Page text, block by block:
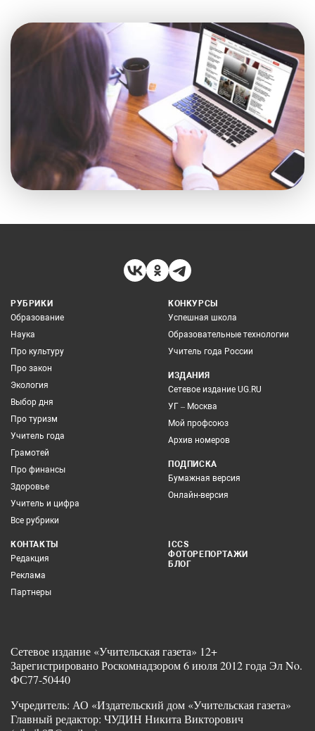
РУБРИКИ
Образование
Наука
Про культуру
Про закон
Экология
Выбор дня
Про туризм
Учитель года
Грамотей
Про финансы
Здоровье
Учитель и цифра
Все рубрики
КОНКУРСЫ
Успешная школа
Образовательные технологии
Учитель года России
ИЗДАНИЯ
Сетевое издание UG.RU
УГ – Москва
Мой профсоюз
Архив номеров
ПОДПИСКА
Бумажная версия
Онлайн-версия
КОНТАКТЫ
Редакция
Реклама
Партнеры
ICCS
ФОТОРЕПОРТАЖИ
БЛОГ
Сетевое издание «Учительская газета» 12+
Зарегистрировано Роскомнадзором 6 июля 2012 года Эл No.
ФС77-50440
Учредитель: АО «Издательский дом «Учительская газета»
Главный редактор: ЧУДИН Никита Викторович